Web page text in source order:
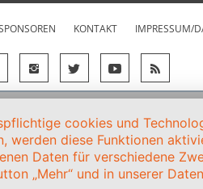
KONTAKT IMPRESSUM/
cookies und
werden diese Funktionen
Daten für verschiedene
„Mehr“ und in unserer